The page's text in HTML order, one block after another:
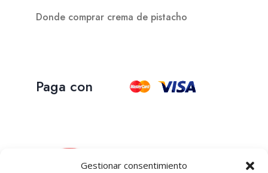
Gestionar consentimiento
Donde comprar crema de pistacho
Paga con